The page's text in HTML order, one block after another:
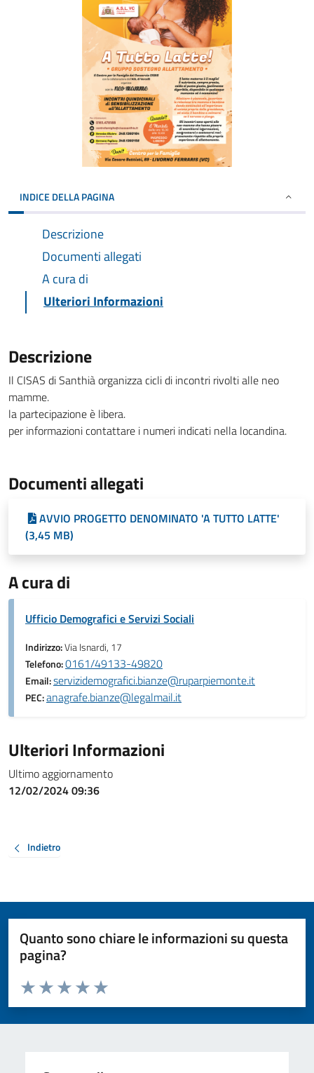
INDICE DELLA PAGINA
Descrizione
Documenti allegati
A cura di
Ulteriori Informazioni
Descrizione
Il CISAS di Santhià organizza cicli di incontri rivolti alle neo
mamme.
la partecipazione è libera.
per informazioni contattare i numeri indicati nella locandina.
Documenti allegati
AVVIO PROGETTO DENOMINATO 'A TUTTO LATTE'
(3,45 MB)
A cura di
Ufficio Demografici e Servizi Sociali
Indirizzo:Via Isnardi, 17
Telefono:0161/49133-49820
Email:servizidemografici.bianze@ruparpiemonte.it
PEC:anagrafe.bianze@legalmail.it
Ulteriori Informazioni
Ultimo aggiornamento
12/02/2024 09:36
Indietro
Quanto sono chiare le informazioni su questa
pagina?
Valuta da 1 a 5 stelle la pagina
Valuta 5 stelle su 5
Valuta 4 stelle su 5
Valuta 3 stelle su 5
Valuta 2 stelle su 5
Valuta 1 stelle su 5